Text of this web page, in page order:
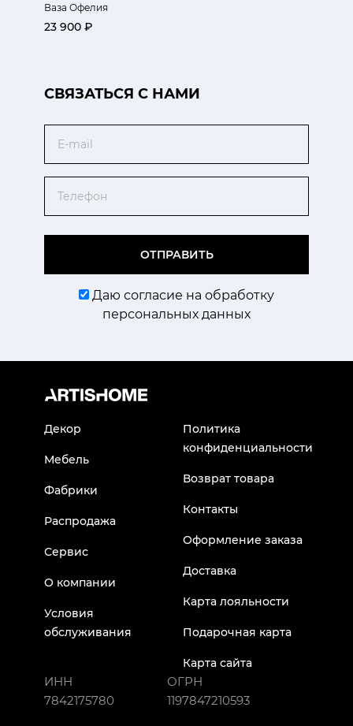
Ваза Офелия
23 900 ₽
CВЯЗАТЬСЯ С НАМИ
ОТПРАВИТЬ
Даю согласие на обработку
персональных данных
Декор
Мебель
Фабрики
Распродажа
Сервис
О компании
Условия
обслуживания
Политика
конфиденциальности
Возврат товара
Контакты
Оформление заказа
Доставка
Карта лояльности
Подарочная карта
Карта сайта
ИНН
7842175780
ОГРН
1197847210593